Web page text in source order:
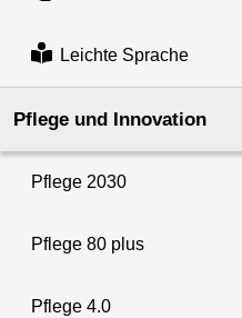
Leichte Sprache
Pflege und Innovation
Pflege 2030
Pflege 80 plus
Pflege 4.0